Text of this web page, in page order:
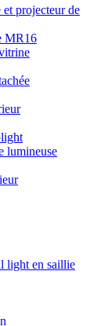
projecteur de
MR16
lumineuse
light en saillie